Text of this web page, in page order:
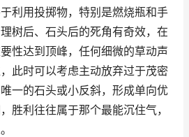
利用投掷物，特别是燃烧瓶和手
树后、石头后的死角有奇效，在
性达到顶峰，任何细微的草动声
此时可以考虑主动放弃过于茂密
一的石头或小反斜，形成单向优
胜利往往属于那个最能沉住气，